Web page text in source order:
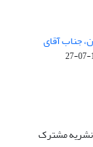
جناب آقای
نشریه مشترک